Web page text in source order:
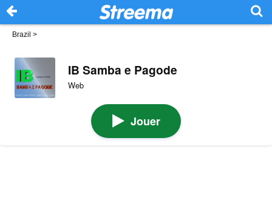
Brazil >
IB Samba e Pagode
Web
Jouer